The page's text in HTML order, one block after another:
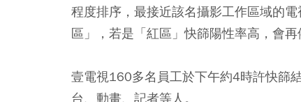
程度排序，最接近該名攝影工作區域的
區」，若是「紅區」快篩陽性率高，會再
壹電視160多名員工於下午約4時許快篩
台、動畫、記者等人。